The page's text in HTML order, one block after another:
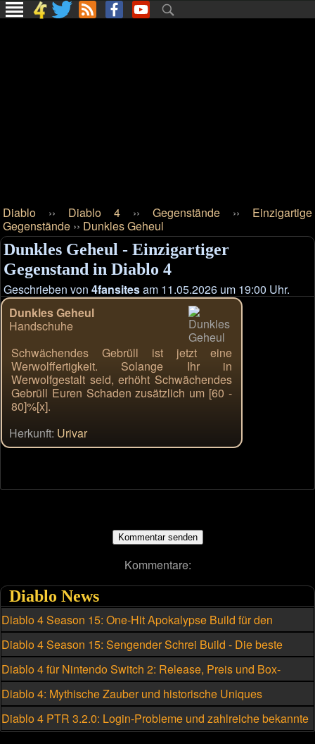
Diablo ›› Diablo 4 ›› Gegenstände›› Einzigartige
Gegenstände ›› Dunkles Geheul
Dunkles Geheul - Einzigartiger
Gegenstand in Diablo 4
Geschrieben von4fansitesam 11.05.2026 um 19:00 Uhr.
Dunkles Geheul
Handschuhe
Schwächendes Gebrüll ist jetzt eine
Werwolffertigkeit. Solange Ihr in
Werwolfgestalt seid, erhöht Schwächendes
Gebrüll Euren Schaden zusätzlich um [60 -
80]%[x].
Herkunft: Urivar
Kommentare:
Diablo News
Diablo 4 Season 15: One-Hit Apokalypse Build für den
Hexenmeister
Diablo 4 Season 15: Sengender Schrei Build - Die beste
Skillung für den Hexenmeister
Diablo 4 für Nintendo Switch 2: Release, Preis und Box-
Version geleakt
Diablo 4: Mythische Zauber und historische Uniques
eskalieren
Diablo 4 PTR 3.2.0: Login-Probleme und zahlreiche bekannte
Fehler